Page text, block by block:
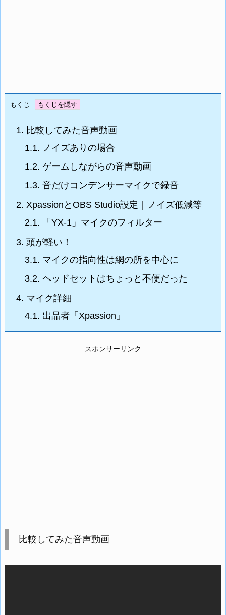
もくじ
1. 比較してみた音声動画
1.1. ノイズありの場合
1.2. ゲームしながらの音声動画
1.3. 音だけコンデンサーマイクで録音
2. XpassionとOBS Studio設定｜ノイズ低減等
2.1. 「YX-1」マイクのフィルター
3. 頭が軽い！
3.1. マイクの指向性は網の所を中心に
3.2. ヘッドセットはちょっと不便だった
4. マイク詳細
4.1. 出品者「Xpassion」
スポンサーリンク
比較してみた音声動画